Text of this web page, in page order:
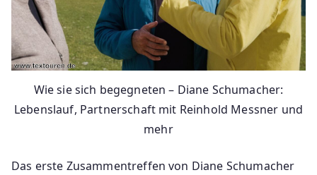
Wie sie sich begegneten – Diane Schumacher:
Lebenslauf, Partnerschaft mit Reinhold Messner und
mehr
Das erste Zusammentreffen von Diane Schumacher